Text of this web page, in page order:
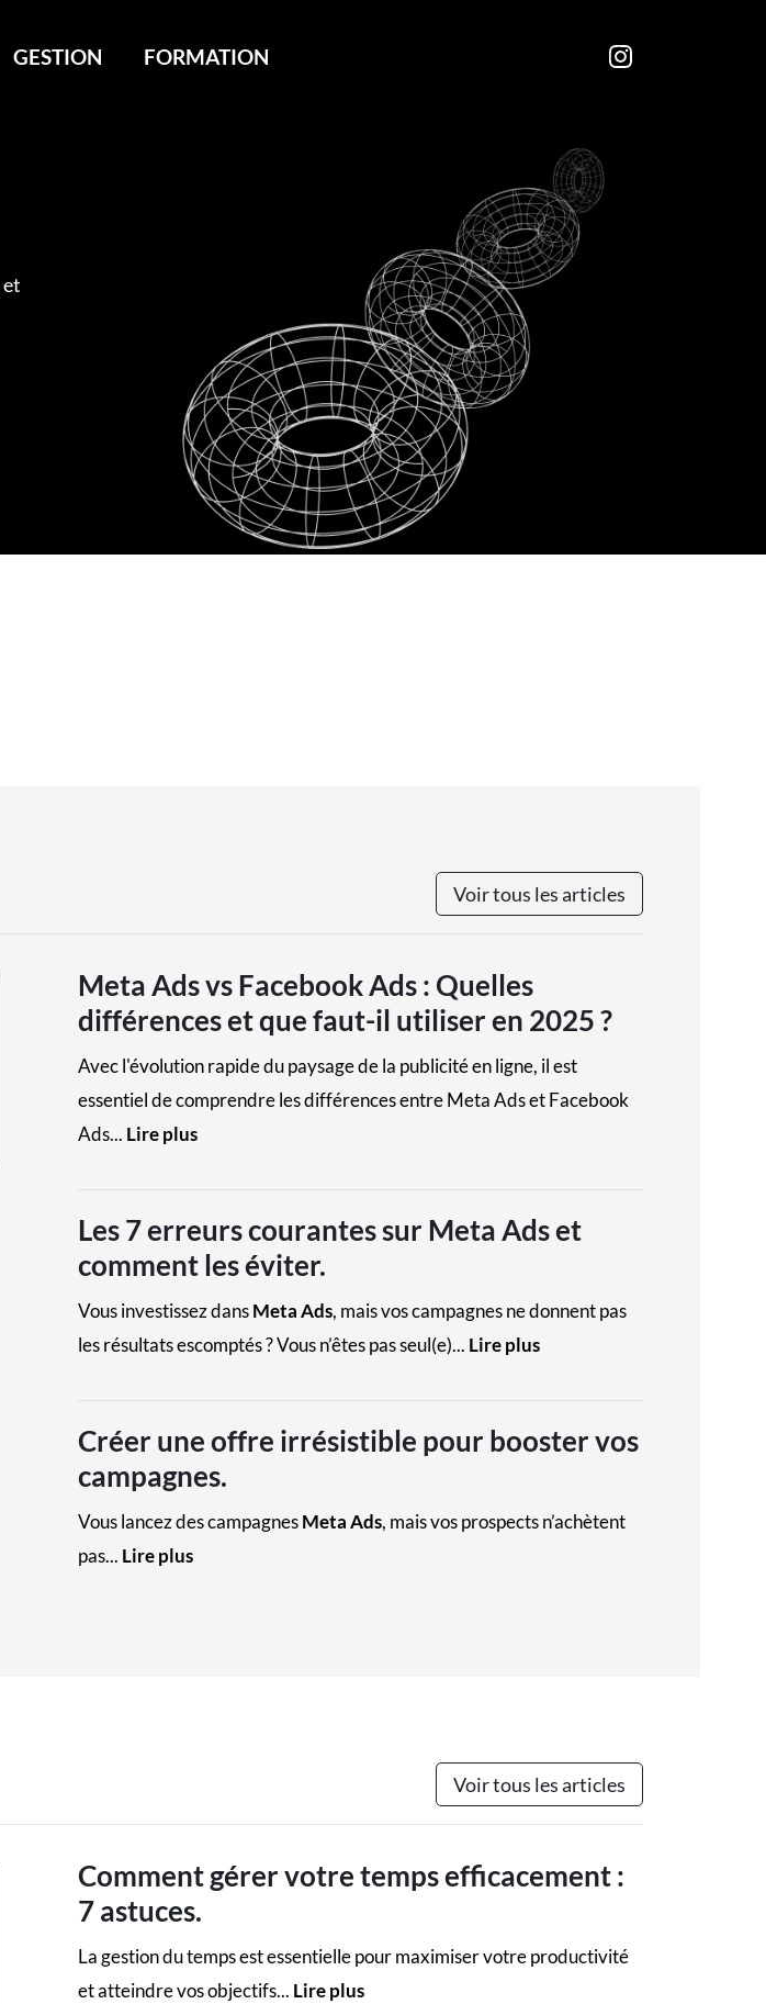
GESTION FORMATION
et
Voir tous les articles
Meta Ads vs Facebook Ads : Quelles
différences et que faut-il utiliser en 2025 ?
Avec l'évolution rapide du paysage de la publicité en ligne, il est
essentiel de comprendre les différences entre Meta Ads et Facebook
Ads... Lire plus
Les 7 erreurs courantes sur Meta Ads et
comment les éviter.
Vous investissez dansMeta Ads, mais vos campagnes ne donnent pas
les résultats escomptés ? Vous n’êtes pas seul(e)... Lire plus
Créer une offre irrésistible pour booster vos
campagnes.
Vous lancez des campagnesMeta Ads, mais vos prospects n’achètent
pas... Lire plus
Voir tous les articles
Comment gérer votre temps efficacement :
7 astuces.
La gestion du temps est essentielle pour maximiser votre productivité
et atteindre vos objectifs... Lire plus